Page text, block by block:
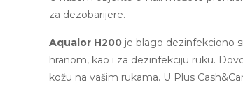
za dezobarijere.
Aqualor H200 je blago dezinfekciono
hranom, kao i za dezinfekciju ruku.
kožu na vašim rukama. U Plus